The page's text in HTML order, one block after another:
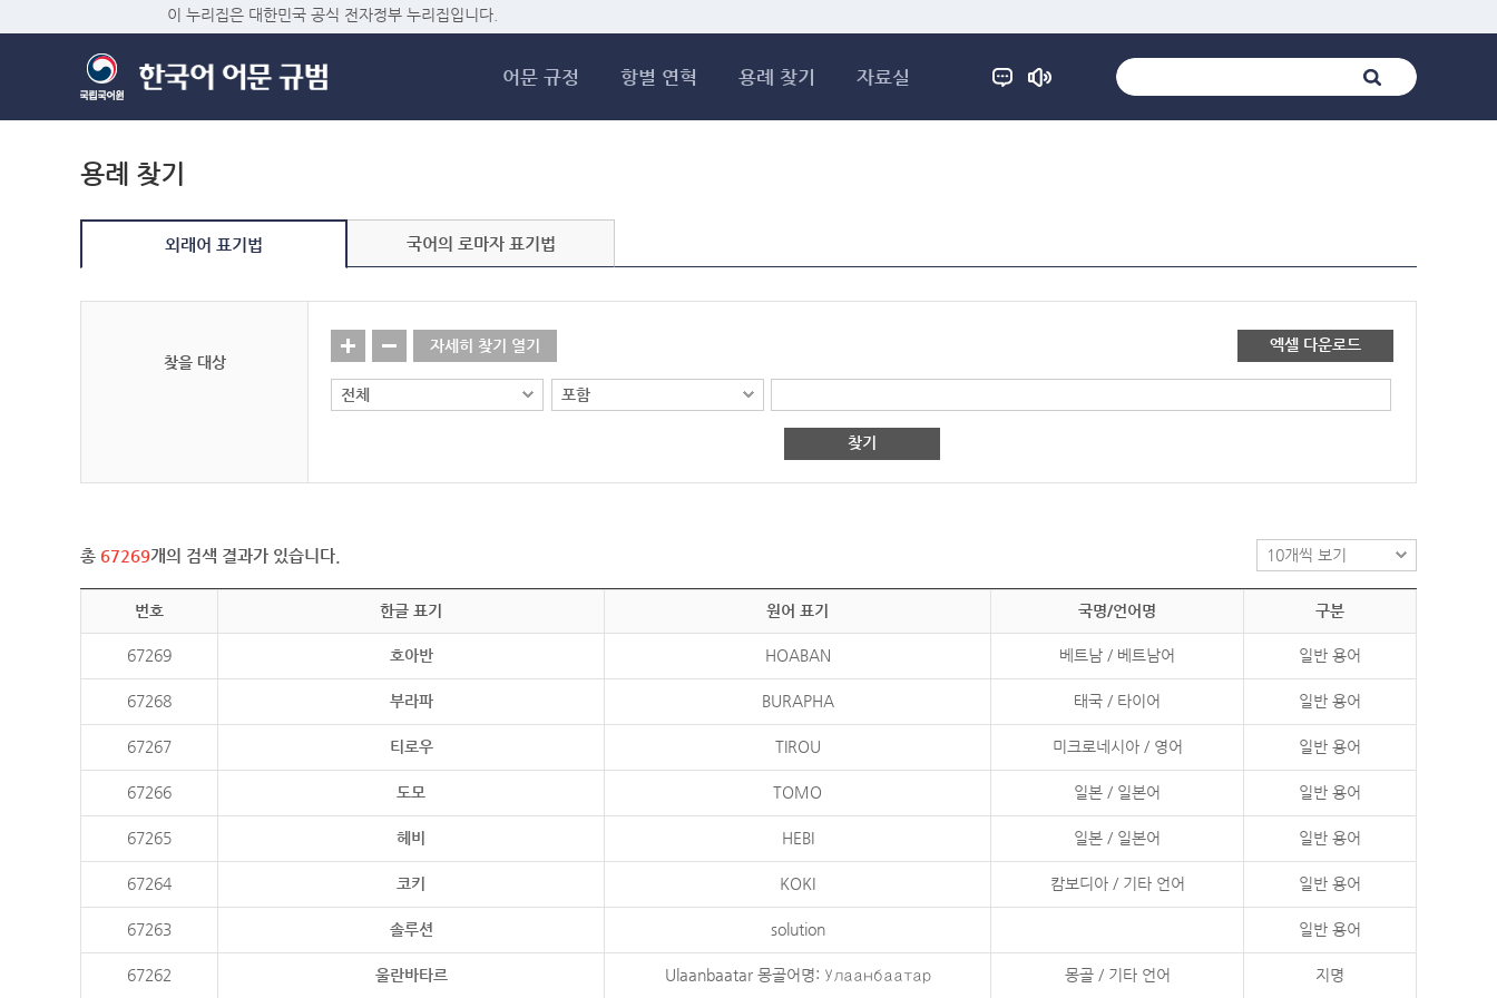
이 누리집은 대한민국 공식 전자정부 누리집입니다.
어문 규정 항별 연혁 용례 찾기 자료실
용례 찾기
외래어 표기법 국어의 로마자 표기법
찾을 대상
자세히 찾기 열기 엑셀 다운로드
찾기
총 67269개의 검색 결과가 있습니다.
번호 한글 표기 원어 표기 국명/언어명 구분
67269 호아반 HOABAN 베트남 / 베트남어 일반 용어
67268 부라파 BURAPHA 태국 / 타이어 일반 용어
67267 티로우 TIROU 미크로네시아 / 영어 일반 용어
67266 도모 TOMO 일본 / 일본어 일반 용어
67265 헤비 HEBI 일본 / 일본어 일반 용어
67264 코키 KOKI 캄보디아 / 기타 언어 일반 용어
67263 솔루션 solution 일반 용어
67262 울란바타르 Ulaanbaatar 몽골어명: Улаанбаатар 몽골 / 기타 언어 지명